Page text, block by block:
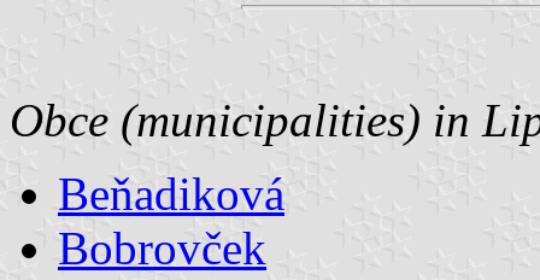
Obce (municipalities) in
Beňadiková
Bobrovček